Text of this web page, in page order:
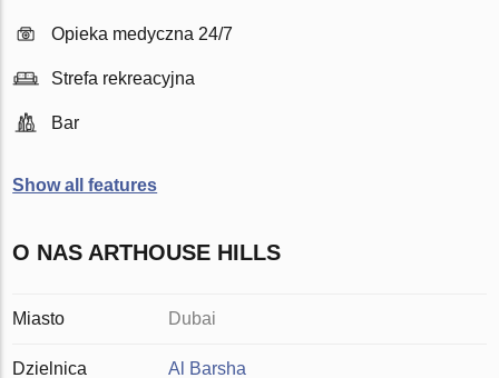
Opieka medyczna 24/7
Strefa rekreacyjna
Bar
Show all features
O NAS ARTHOUSE HILLS
Miasto Dubai
Dzielnica Al Barsha